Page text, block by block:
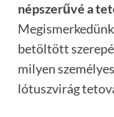
népszerűvé a
betöltött
milyen
lótuszvirág